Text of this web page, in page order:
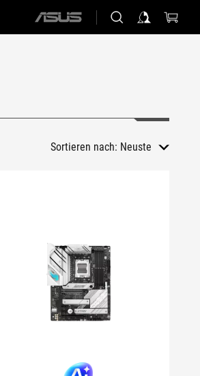
ASUS
Sortieren nach: Neuste